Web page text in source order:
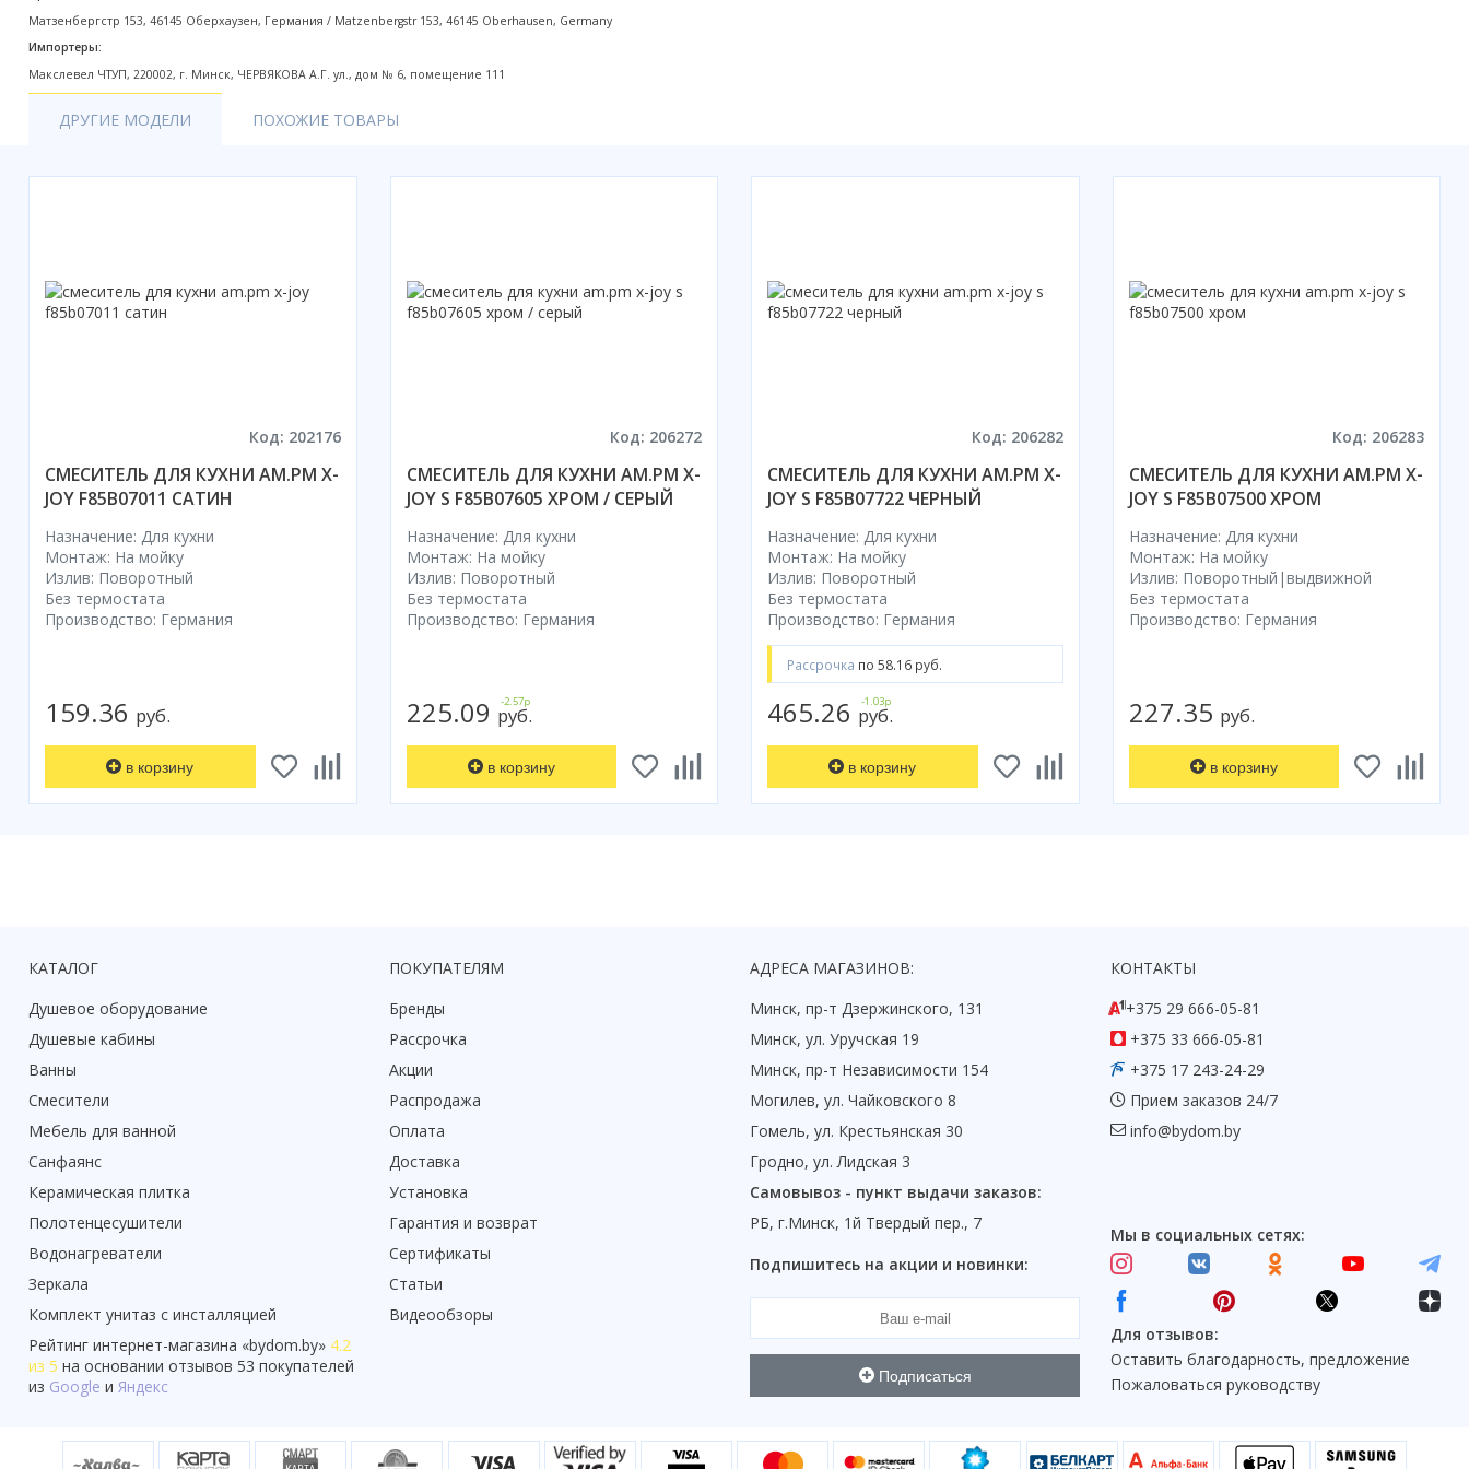
Матзенбергстр 153, 46145 Оберхаузен, Германия / Matzenbergstr 153, 46145 Oberhausen, Germany
Импортеры:
Макслевел ЧТУП, 220002, г. Минск, ЧЕРВЯКОВА А.Г. ул., дом № 6, помещение 111
ДРУГИЕ МОДЕЛИ ПОХОЖИЕ ТОВАРЫ
Код: 202176
СМЕСИТЕЛЬ ДЛЯ КУХНИ AM.PM X-
JOY F85B07011 САТИН
Назначение: Для кухни
Монтаж: На мойку
Излив: Поворотный
Без термостата
Производство: Германия
159.36 руб.
в корзину
Код: 206272
СМЕСИТЕЛЬ ДЛЯ КУХНИ AM.PM X-
JOY S F85B07605 ХРОМ / СЕРЫЙ
Назначение: Для кухни
Монтаж: На мойку
Излив: Поворотный
Без термостата
Производство: Германия
225.09 руб.
-2.57р
в корзину
Код: 206282
СМЕСИТЕЛЬ ДЛЯ КУХНИ AM.PM X-
JOY S F85B07722 ЧЕРНЫЙ
Назначение: Для кухни
Монтаж: На мойку
Излив: Поворотный
Без термостата
Производство: Германия
Рассрочка по 58.16 руб.
465.26 руб.
-1.03р
в корзину
Код: 206283
СМЕСИТЕЛЬ ДЛЯ КУХНИ AM.PM X-
JOY S F85B07500 ХРОМ
Назначение: Для кухни
Монтаж: На мойку
Излив: Поворотный|выдвижной
Без термостата
Производство: Германия
227.35 руб.
в корзину
КАТАЛОГ
Душевое оборудование
Душевые кабины
Ванны
Смесители
Мебель для ванной
Санфаянс
Керамическая плитка
Полотенцесушители
Водонагреватели
Зеркала
Комплект унитаз с инсталляцией
Рейтинг интернет-магазина «bydom.by» 4.2
из 5 на основании отзывов 53 покупателей
из Google и Яндекс
ПОКУПАТЕЛЯМ
Бренды
Рассрочка
Акции
Распродажа
Оплата
Доставка
Установка
Гарантия и возврат
Сертификаты
Статьи
Видеообзоры
АДРЕСА МАГАЗИНОВ:
Минск, пр-т Дзержинского, 131
Минск, ул. Уручская 19
Минск, пр-т Независимости 154
Могилев, ул. Чайковского 8
Гомель, ул. Крестьянская 30
Гродно, ул. Лидская 3
Самовывоз - пункт выдачи заказов:
РБ, г.Минск, 1й Твердый пер., 7
Подпишитесь на акции и новинки:
Подписаться
КОНТАКТЫ
+375 29 666-05-81
+375 33 666-05-81
+375 17 243-24-29
Прием заказов 24/7
info@bydom.by
Мы в социальных сетях:
Для отзывов:
Оставить благодарность, предложение
Пожаловаться руководству